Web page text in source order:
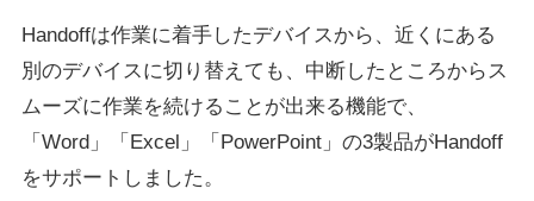
Handoffは作業に着手したデバイスから、近くにある
別のデバイスに切り替えても、中断したところからス
ムーズに作業を続けることが出来る機能で、
「Word」「Excel」「PowerPoint」の3製品がHandoff
をサポートしました。